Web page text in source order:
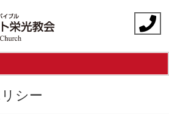
シー